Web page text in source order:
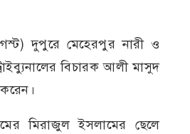
দুপুরে মেহেরপুর নারী ও
বিচারক আলী মাসুদ
মিরাজুল ইসলামের ছেলে